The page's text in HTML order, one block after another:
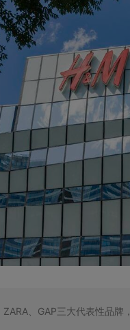
、GAP三大代表性品